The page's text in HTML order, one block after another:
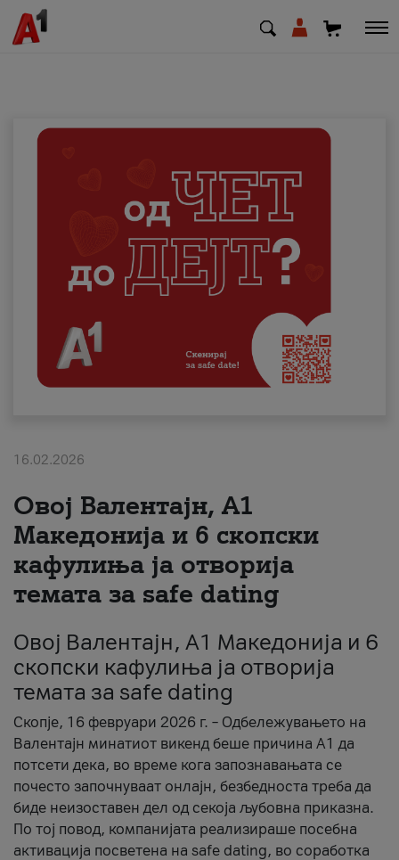
Деловни
Поддршка
Надополни кредит
Плати сметка
#ПодобарОнлајн
16.02.2026
Овој Валентајн, A1
Македонија и 6 скопски
кафулиња ја отворија
темата за safe dating
Овој Валентајн, A1 Македонија и 6
скопски кафулиња ја отворија
темата за safe dating
Скопје, 16 февруари 2026 г. – Одбележувањето на
Валентајн минатиот викенд беше причина А1 да
потсети дека, во време кога запознавањата се
почесто започнуваат онлајн, безбедноста треба да
биде неизоставен дел од секоја љубовна приказна.
По тој повод, компанијата реализираше посебна
активација посветена на safe dating, во соработка